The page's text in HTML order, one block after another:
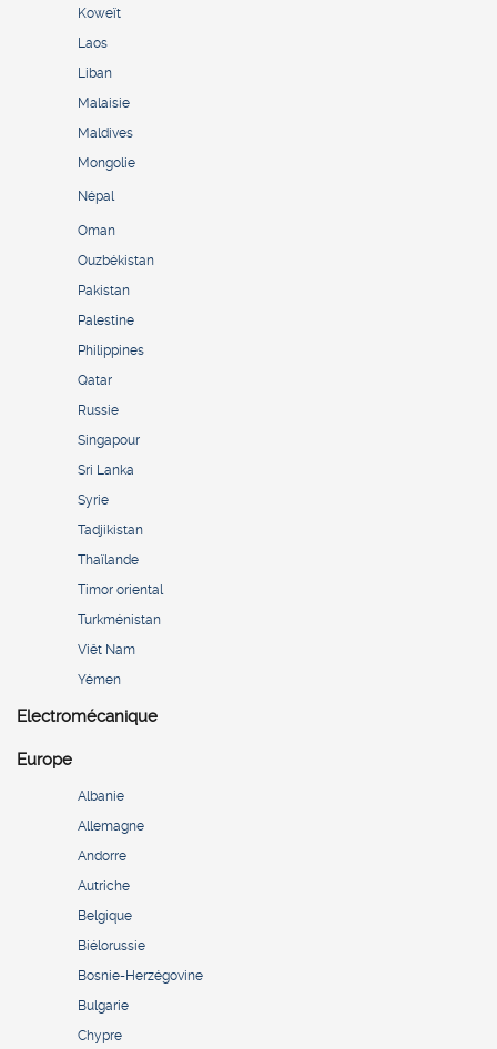
Koweït
Laos
Liban
Malaisie
Maldives
Mongolie
Népal
Oman
Ouzbékistan
Pakistan
Palestine
Philippines
Qatar
Russie
Singapour
Sri Lanka
Syrie
Tadjikistan
Thaïlande
Timor oriental
Turkménistan
Viêt Nam
Yémen
Electromécanique
Europe
Albanie
Allemagne
Andorre
Autriche
Belgique
Biélorussie
Bosnie-Herzégovine
Bulgarie
Chypre